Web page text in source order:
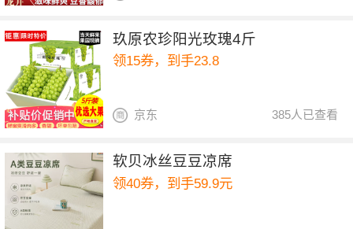
玖原农珍阳光玫瑰4斤
领15券，到手23.8
385人已查看
京东
软贝冰丝豆豆凉席
领40券，到手59.9元